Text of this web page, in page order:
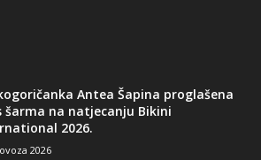
Antea Šapina proglašena
šarma na natjecanju Bikini
2026.
2026